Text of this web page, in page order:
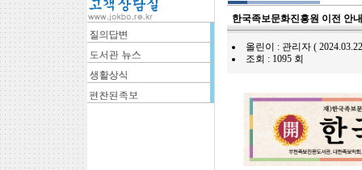
한국족보문화진흥원 이전 안
올린이 : 관리자 (
조회 : 1095 회